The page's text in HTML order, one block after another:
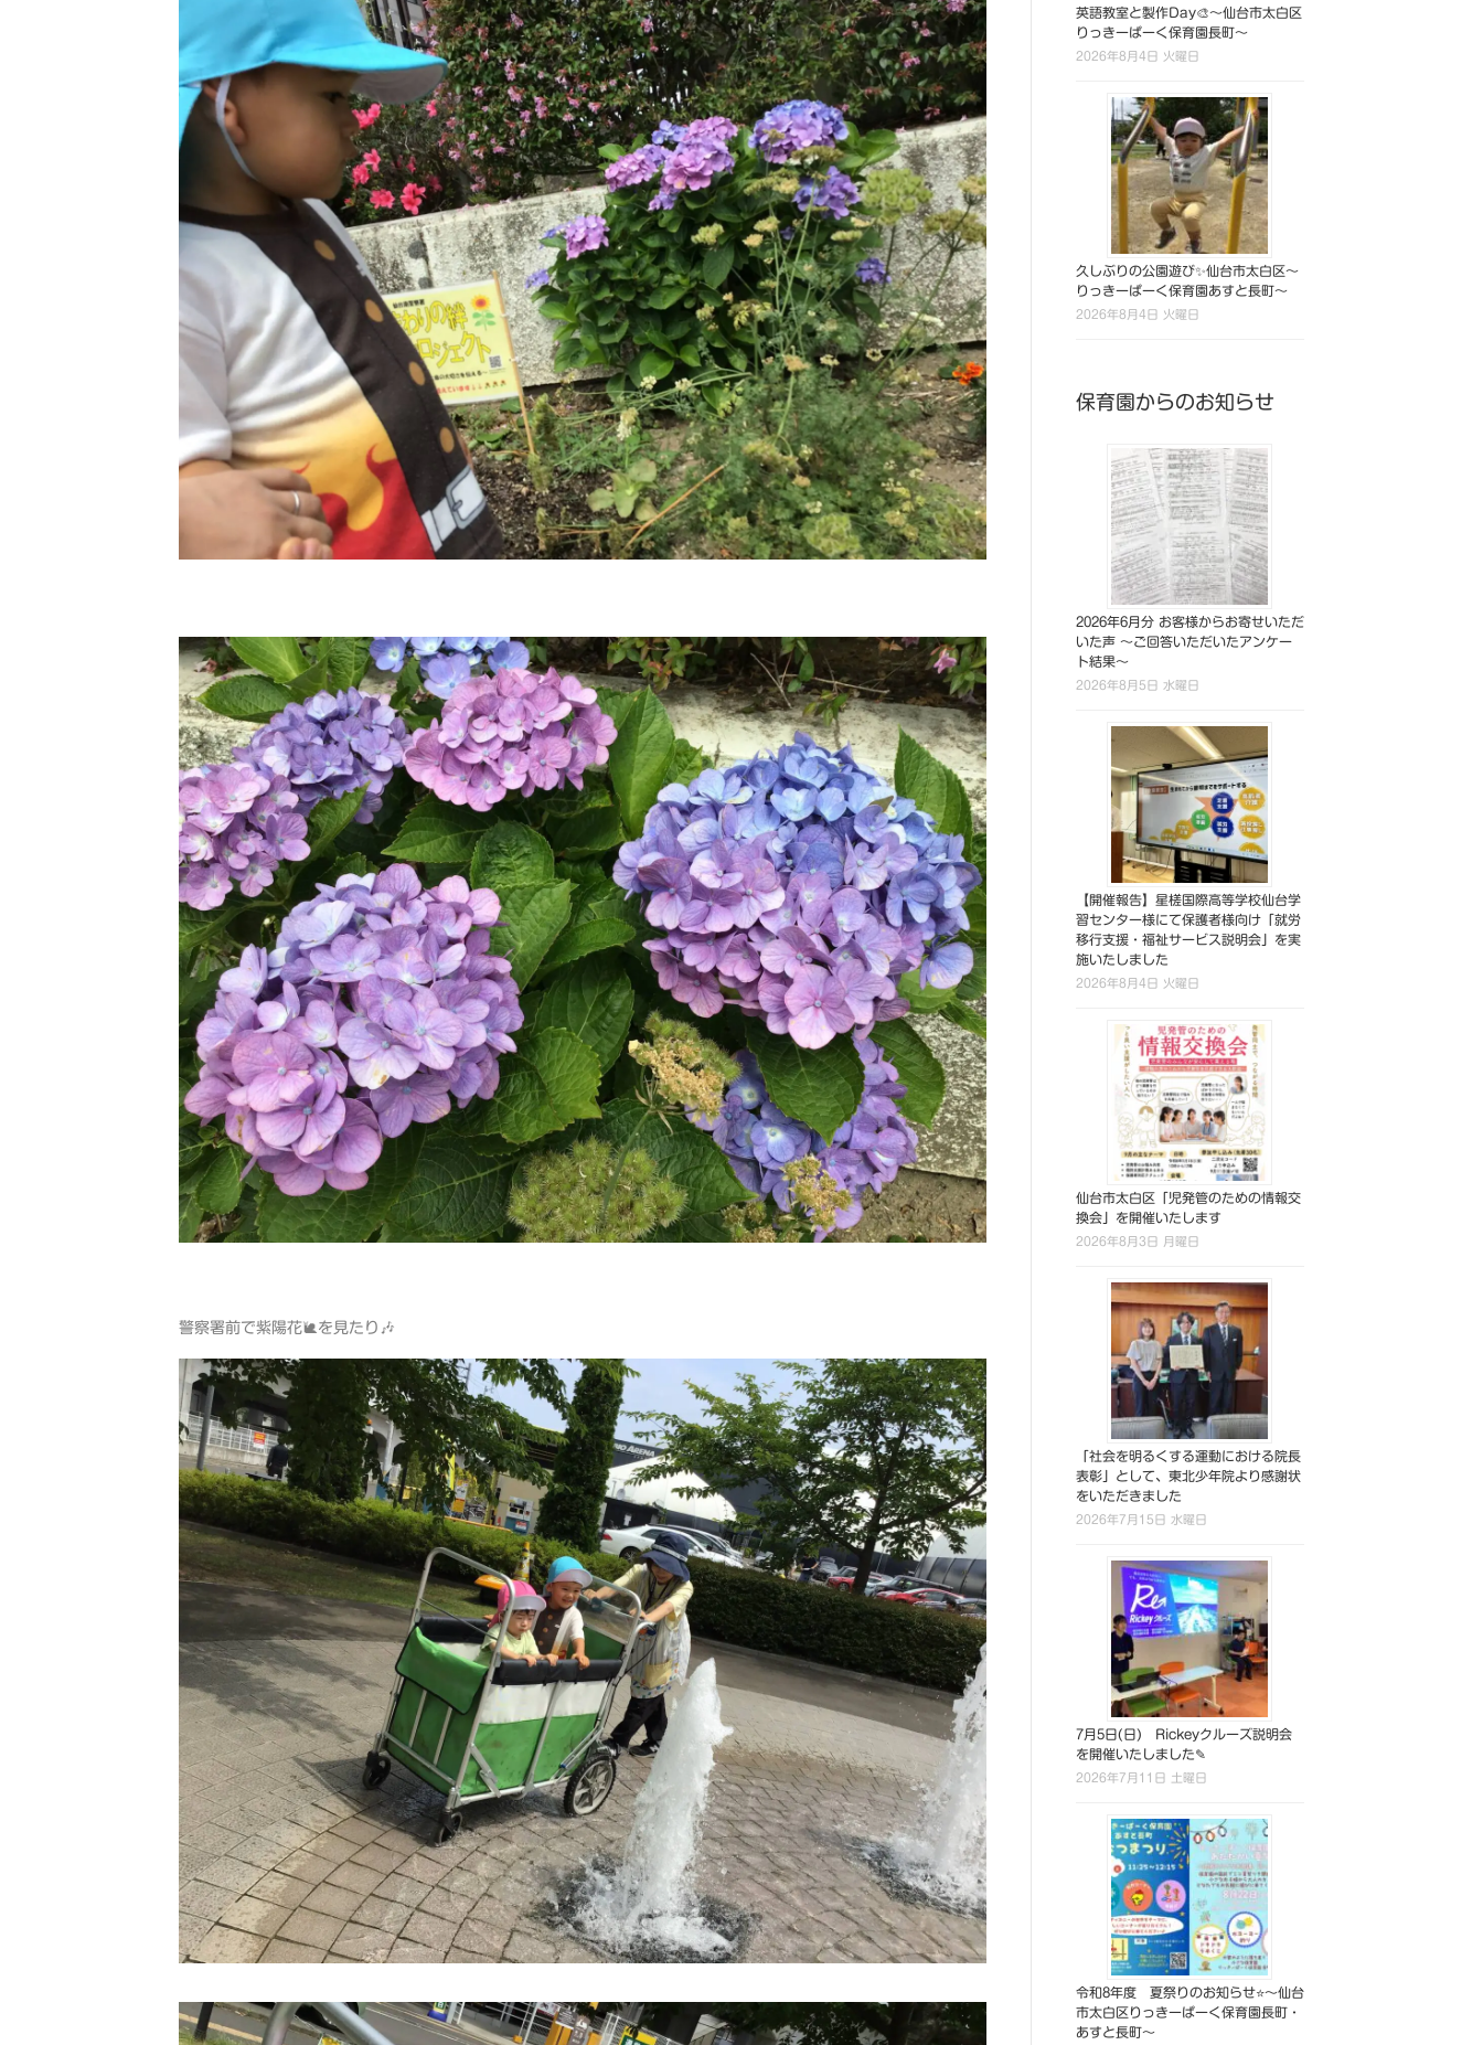
警察署前で紫陽花🐌を見たり🎶
英語教室と製作Day🎨～仙台市太白区
りっきーぱーく保育園長町～
2026年8月4日 火曜日
久しぶりの公園遊び✨仙台市太白区～
りっきーぱーく保育園あすと長町～
2026年8月4日 火曜日
保育園からのお知らせ
2026年6月分 お客様からお寄せいただ
いた声 ～ご回答いただいたアンケー
ト結果～
2026年8月5日 水曜日
【開催報告】星槎国際高等学校仙台学
習センター様にて保護者様向け「就労
移行支援・福祉サービス説明会」を実
施いたしました
2026年8月4日 火曜日
仙台市太白区「児発管のための情報交
換会」を開催いたします
2026年8月3日 月曜日
「社会を明るくする運動における院長
表彰」として、東北少年院より感謝状
をいただきました
2026年7月15日 水曜日
7月5日(日) Rickeyクルーズ説明会
を開催いたしました✎
2026年7月11日 土曜日
令和8年度 夏祭りのお知らせ⭐～仙台
市太白区りっきーぱーく保育園長町・
あすと長町～